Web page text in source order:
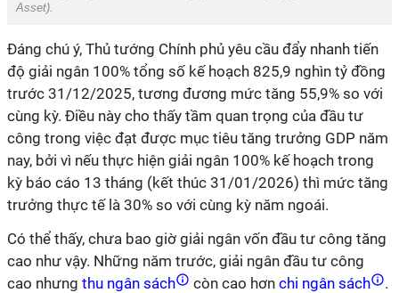
Asset).
Đáng chú ý, Thủ tướng Chính phủ yêu cầu đẩy nhanh tiến
độ giải ngân 100% tổng số kế hoạch 825,9 nghìn tỷ đồng
trước 31/12/2025, tương đương mức tăng 55,9% so với
cùng kỳ. Điều này cho thấy tầm quan trọng của đầu tư
công trong việc đạt được mục tiêu tăng trưởng GDP năm
nay, bởi vì nếu thực hiện giải ngân 100% kế hoạch trong
kỳ báo cáo 13 tháng (kết thúc 31/01/2026) thì mức tăng
trưởng thực tế là 30% so với cùng kỳ năm ngoái.
Có thể thấy, chưa bao giờ giải ngân vốn đầu tư công tăng
cao như vậy. Những năm trước, giải ngân đầu tư công
cao nhưng thu ngân sách còn cao hơn chi ngân sách
.